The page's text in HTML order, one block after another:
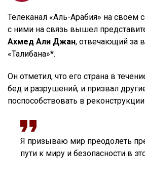
Телеканал «Аль-Арабия» на своем
с ними на связь вышел
Ахмед Али Джан, отвечающий за
«Талибана»*.
Он отметил, что его страна в
бед и разрушений, и призвал
поспособствовать в
Я призываю мир преодолеть
пути к миру и безопасности в